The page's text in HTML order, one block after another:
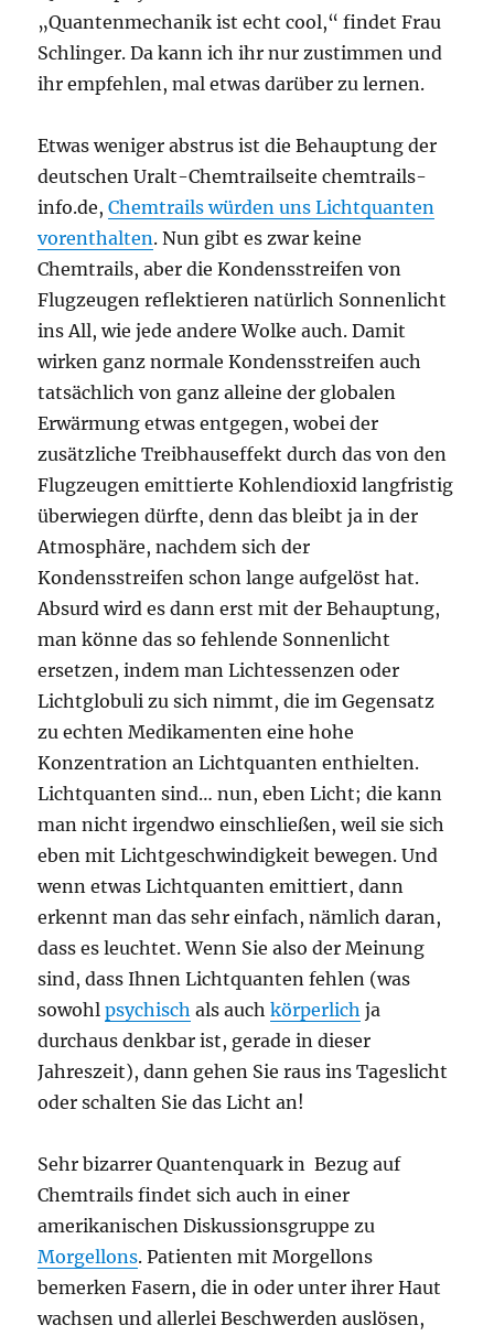
„Quantenmechanik ist echt cool,“ findet Frau
Schlinger. Da kann ich ihr nur zustimmen und
ihr empfehlen, mal etwas darüber zu lernen.
Etwas weniger abstrus ist die Behauptung der
deutschen Uralt-Chemtrailseite chemtrails-
info.de,Chemtrails würden uns Lichtquanten
vorenthalten. Nun gibt es zwar keine
Chemtrails, aber die Kondensstreifen von
Flugzeugen reflektieren natürlich Sonnenlicht
ins All, wie jede andere Wolke auch. Damit
wirken ganz normale Kondensstreifen auch
tatsächlich von ganz alleine der globalen
Erwärmung etwas entgegen, wobei der
zusätzliche Treibhauseffekt durch das von den
Flugzeugen emittierte Kohlendioxid langfristig
überwiegen dürfte, denn das bleibt ja in der
Atmosphäre, nachdem sich der
Kondensstreifen schon lange aufgelöst hat.
Absurd wird es dann erst mit der Behauptung,
man könne das so fehlende Sonnenlicht
ersetzen, indem man Lichtessenzen oder
Lichtglobuli zu sich nimmt, die im Gegensatz
zu echten Medikamenten eine hohe
Konzentration an Lichtquanten enthielten.
Lichtquanten sind… nun, eben Licht; die kann
man nicht irgendwo einschließen, weil sie sich
eben mit Lichtgeschwindigkeit bewegen. Und
wenn etwas Lichtquanten emittiert, dann
erkennt man das sehr einfach, nämlich daran,
dass es leuchtet. Wenn Sie also der Meinung
sind, dass Ihnen Lichtquanten fehlen (was
sowohlpsychisch als auchkörperlich ja
durchaus denkbar ist, gerade in dieser
Jahreszeit), dann gehen Sie raus ins Tageslicht
oder schalten Sie das Licht an!
Sehr bizarrer Quantenquark in Bezug auf
Chemtrails findet sich auch in einer
amerikanischen Diskussionsgruppe zu
Morgellons. Patienten mit Morgellons
bemerken Fasern, die in oder unter ihrer Haut
wachsen und allerlei Beschwerden auslösen,